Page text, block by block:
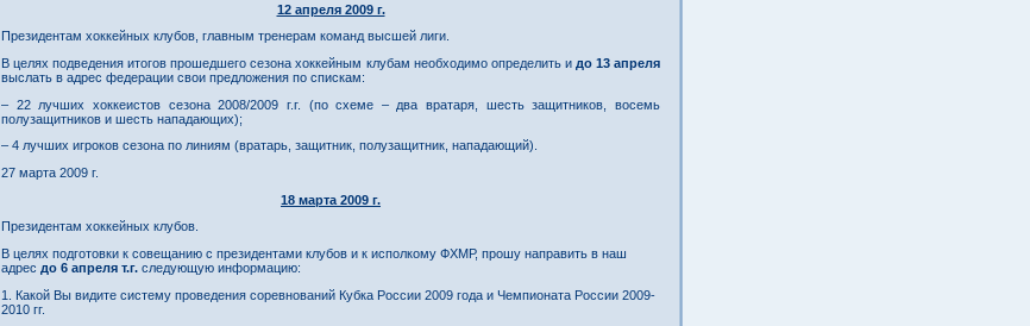
12 апреля 2009 г.
Президентам хоккейных клубов, главным тренерам команд высшей лиги.
В целях подведения итогов прошедшего сезона хоккейным клубам необходимо определить и до 13 апреля
выслать в адрес федерации свои предложения по спискам:
– 22 лучших хоккеистов сезона 2008/2009 г.г. (по схеме – два вратаря, шесть защитников, восемь
полузащитников и шесть нападающих);
– 4 лучших игроков сезона по линиям (вратарь, защитник, полузащитник, нападающий).
27 марта 2009 г.
18 марта 2009 г.
Президентам хоккейных клубов.
В целях подготовки к совещанию с президентами клубов и к исполкому ФХМР, прошу направить в наш
адрес до 6 апреля т.г. следующую информацию:
1. Какой Вы видите систему проведения соревнований Кубка России 2009 года и Чемпионата России 2009-
2010 гг.